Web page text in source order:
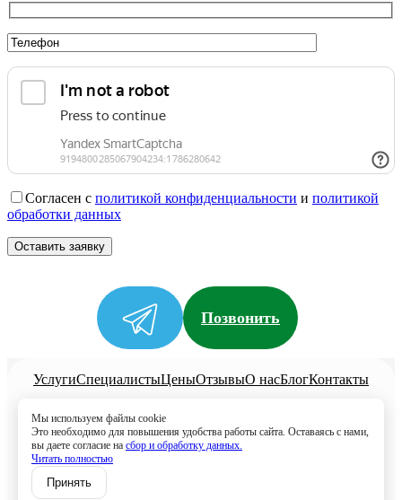
Согласен с политикой конфиденциальности и политикой
обработки данных
Мы используем файлы cookie
Это необходимо для повышения удобства работы сайта. Оставаясь с нами,
вы даете согласие на сбор и обработку данных.
Читать полностью
Принять
Позвонить
УслугиСпециалистыЦеныОтзывыО насБлогКонтакты
Согласие на обработку
+7 (958) 795-61-54